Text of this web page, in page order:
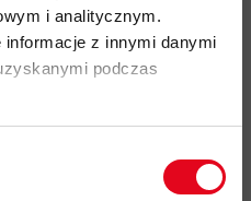
i analitycznym.
informacje z innymi danymi
podczas
szkodliwych dla zdrowia i
lekką ochronę przed
kaptura
zamek błyskawiczny YKK